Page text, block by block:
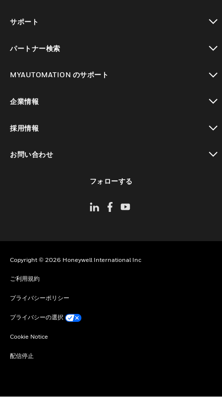
サポート
パートナー検索
MYAUTOMATION のサポート
企業情報
採用情報
お問い合わせ
フォローする
Copyright © 2026 Honeywell International Inc
ご利用規約
プライバシーポリシー
プライバシーの選択
Cookie Notice
配信停止